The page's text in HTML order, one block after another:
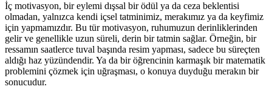
İç motivasyon, bir eylemi dışsal bir ödül ya da ceza beklentisi
olmadan, yalnızca kendi içsel tatminimiz, merakımız ya da keyfimiz
için yapmamızdır. Bu tür motivasyon, ruhumuzun derinliklerinden
gelir ve genellikle uzun süreli, derin bir tatmin sağlar. Örneğin, bir
ressamın saatlerce tuval başında resim yapması, sadece bu süreçten
aldığı haz yüzündendir. Ya da bir öğrencinin karmaşık bir matematik
problemini çözmek için uğraşması, o konuya duyduğu merakın bir
sonucudur.